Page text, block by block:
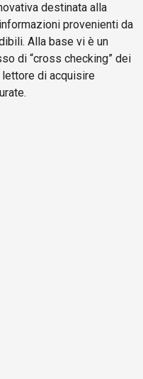
destinata alla
provenienti da
Alla base vi è un
di “cross checking” dei
di acquisire